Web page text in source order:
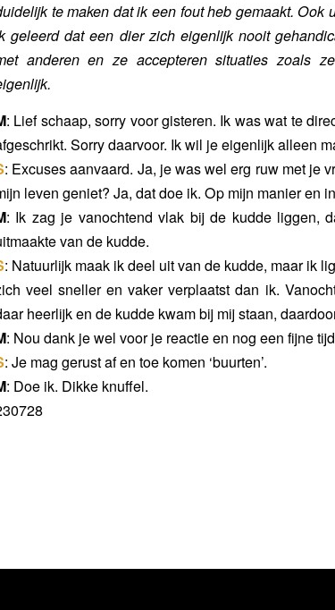
te maken dat ik een fout heb gemaakt. Ook
geleerd dat een dier zich eigenlijk nooit
anderen en ze accepteren situaties zoals
: Lief schaap, sorry voor gisteren. Ik was wat te
Sorry daarvoor. Ik wil je eigenlijk alleen
: Excuses aanvaard. Ja, je was wel erg ruw met je
leven geniet? Ja, dat doe ik. Op mijn manier en
: Ik zag je vanochtend vlak bij de kudde liggen,
van de kudde.
: Natuurlijk maak ik deel uit van de kudde, maar ik
veel sneller en vaker verplaatst dan ik.
heerlijk en de kudde kwam bij mij staan,
: Nou dank je wel voor je reactie en nog een fijne
: Je mag gerust af en toe komen ‘buurten’.
: Doe ik. Dikke knuffel.